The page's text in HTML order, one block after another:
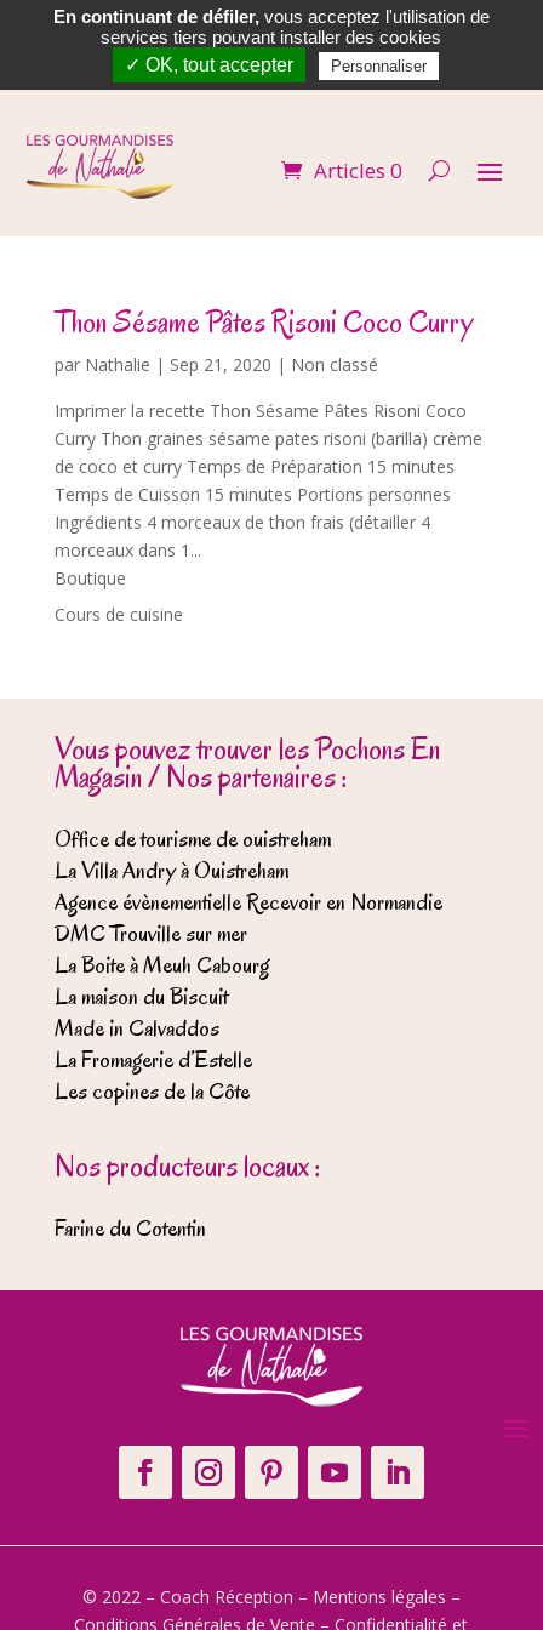
 
Articles 0
Thon Sésame Pâtes Risoni Coco Curry
par Nathalie | Sep 21, 2020 | Non classé
Imprimer la recette Thon Sésame Pâtes Risoni Coco
Curry Thon graines sésame pates risoni (barilla) crème
de coco et curry Temps de Préparation 15 minutes
Temps de Cuisson 15 minutes Portions personnes
Ingrédients 4 morceaux de thon frais (détailler 4
morceaux dans 1...
Boutique
Cours de cuisine
Vous pouvez trouver les Pochons En
Magasin / Nos partenaires :
Office de tourisme de ouistreham
La Villa Andry à Ouistreham
Agence évènementielle Recevoir en Normandie
DMC Trouville sur mer
La Boite à Meuh Cabourg
La maison du Biscuit
Made in Calvaddos
La Fromagerie d’Estelle
Les copines de la Côte
Nos producteurs locaux :
Farine du Cotentin
© 2022 – Coach Réception – Mentions légales –
Conditions Générales de Vente –Confidentialité et
En continuant de défiler,vous acceptez l'utilisation de
services tiers pouvant installer des cookies
✓ OK, tout accepter
Personnaliser